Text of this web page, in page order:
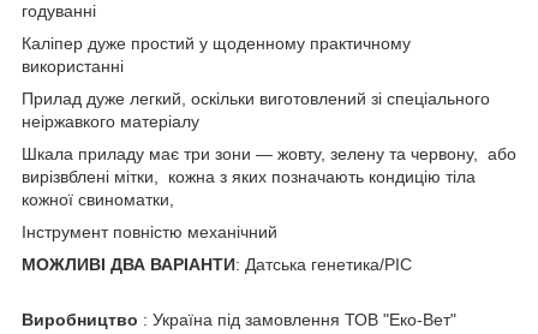
годуванні
Каліпер дуже простий у щоденному практичному
використанні
Прилад дуже легкий, оскільки виготовлений зі спеціального
неіржавкого матеріалу
Шкала приладу має три зони — жовту, зелену та червону, або
вирізвблені мітки, кожна з яких позначають кондицію тіла
кожної свиноматки,
Інструмент повністю механічний
МОЖЛИВІ ДВА ВАРІАНТИ: Датська генетика/PIC
Виробництво : Україна під замовлення ТОВ "Еко-Вет"